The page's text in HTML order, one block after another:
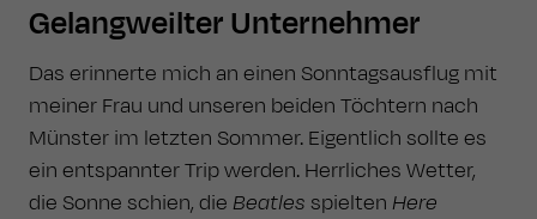
Gelangweilter Unternehmer
Das erinnerte mich an einen Sonntagsausflug mit
meiner Frau und unseren beiden Töchtern nach
Münster im letzten Sommer. Eigentlich sollte es
ein entspannter Trip werden. Herrliches Wetter,
die Sonne schien, die Beatles spielten Here